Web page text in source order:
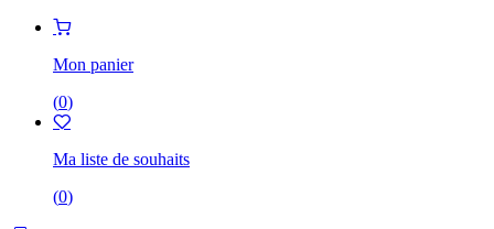
Mon panier
(0)
Ma liste de souhaits
(0)